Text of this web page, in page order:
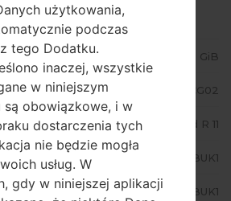
5.89 GiB
Samsung SCG02
Android R 11
SCG02KDS1BUK1
SCG02KDY1BUK1
użytkowania,
podczas
tego Dodatku.
inaczej, wszystkie
w niniejszym
są obowiązkowe, i w
dostarczenia tych
nie będzie mogła
usług. W
gdy w niniejszej aplikacji